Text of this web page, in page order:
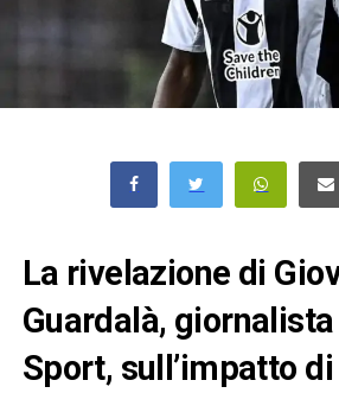
La rivelazione di
Guardalà,
Sport, sull’impatto